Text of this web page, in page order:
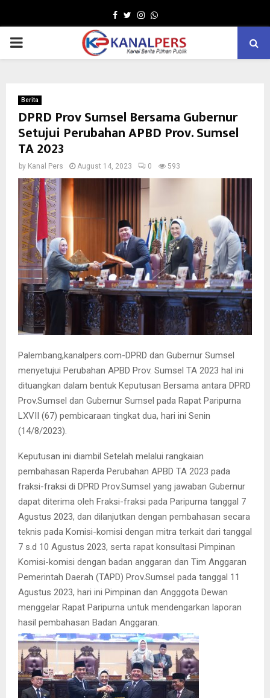
Facebook
TwitterInstagram
Whatsapp
PRIMARY
Berita
DPRD Prov Sumsel Bersama Gubernur
Setujui Perubahan APBD Prov. Sumsel
TA 2023
by Kanal Pers August 14, 2023 0 593
Palembang,kanalpers.com-DPRD dan Gubernur Sumsel
menyetujui Perubahan APBD Prov. Sumsel TA 2023 hal ini
dituangkan dalam bentuk Keputusan Bersama antara DPRD
Prov.Sumsel dan Gubernur Sumsel pada Rapat Paripurna
LXVII (67) pembicaraan tingkat dua, hari ini Senin
(14/8/2023).
Keputusan ini diambil Setelah melalui rangkaian
pembahasan Raperda Perubahan APBD TA 2023 pada
fraksi-fraksi di DPRD Prov.Sumsel yang jawaban Gubernur
dapat diterima oleh Fraksi-fraksi pada Paripurna tanggal 7
Agustus 2023, dan dilanjutkan dengan pembahasan secara
teknis pada Komisi-komisi dengan mitra terkait dari tanggal
7 s.d 10 Agustus 2023, serta rapat konsultasi Pimpinan
Komisi-komisi dengan badan anggaran dan Tim Anggaran
Pemerintah Daerah (TAPD) Prov.Sumsel pada tanggal 11
Agustus 2023, hari ini Pimpinan dan Angggota Dewan
menggelar Rapat Paripurna untuk mendengarkan laporan
hasil pembahasan Badan Anggaran.